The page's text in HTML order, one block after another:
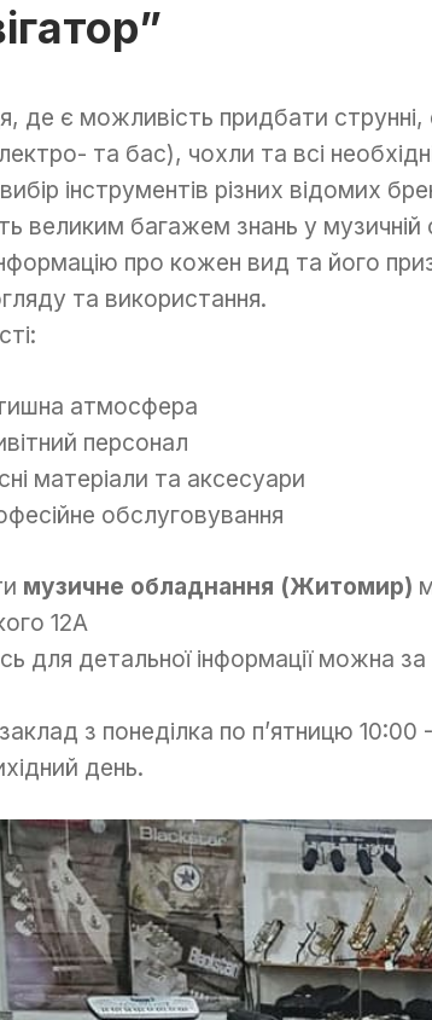
де є можливість придбати струнні,
та бас), чохли та всі
інструментів різних відомих
великим багажем знань у
про кожен вид та його
та використання.
атмосфера
персонал
матеріали та аксесуари
обслуговування
музичне обладнання (Житомир)
12А
для детальної інформації можна
з понеділка по п’ятницю 10:00
день.